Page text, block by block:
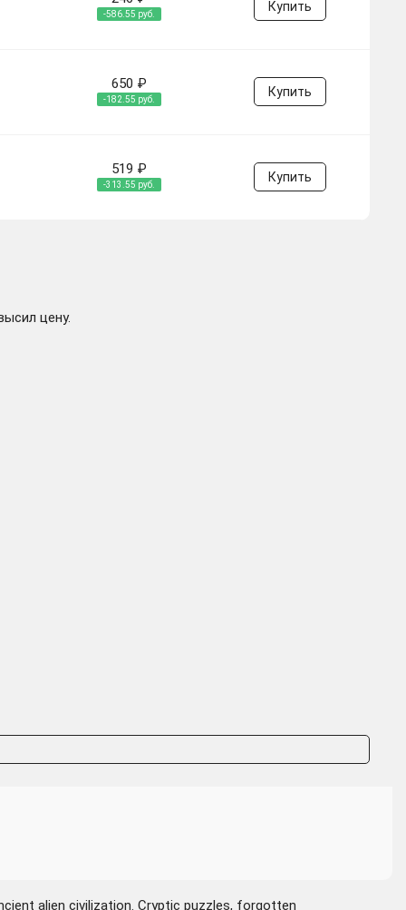
-586.55 руб.
Купить
650 ₽
-182.55 руб.
Купить
519 ₽
-313.55 руб.
Купить
цену.
alien civilization. Cryptic puzzles, forgotten